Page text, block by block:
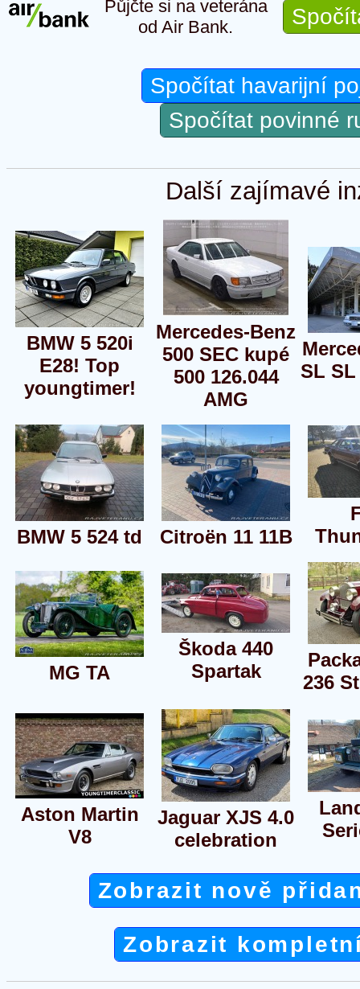
Půjčte si na veterána
od Air Bank.
Spočítat havarijní
Spočítat povinné
Další zajímavé
BMW 5 520i
E28! Top
youngtimer!
Mercedes-Benz
500 SEC kupé
500 126.044
AMG
SL SL
BMW 5 524 td Citroën 11 11B
MG TA
Škoda 440
Spartak
236
Aston Martin
V8
Jaguar XJS 4.0
celebration
Zobrazit nově
Zobrazit